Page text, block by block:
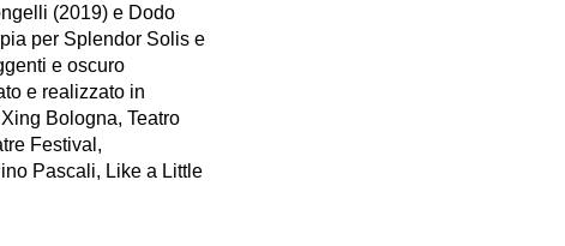
(2019) e Dodo
per Splendor Solis e
e oscuro
e realizzato in
Bologna, Teatro
Festival,
Pascali, Like a Little